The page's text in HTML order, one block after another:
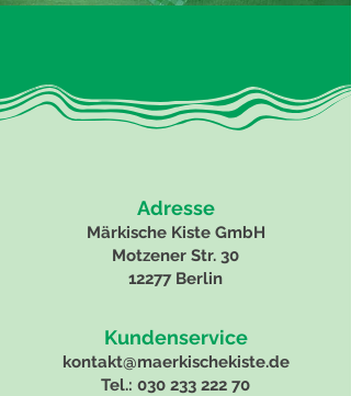
Adresse
Märkische Kiste GmbH
Motzener Str. 30
12277 Berlin
Kundenservice
kontakt@maerkischekiste.de
Tel.: 030 233 222 70